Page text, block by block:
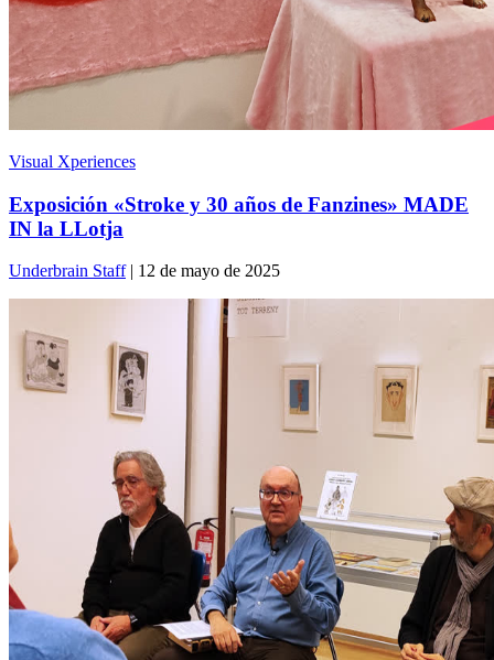
Visual Xperiences
Exposición «Stroke y 30 años de Fanzines» MADE
IN la LLotja
Underbrain Staff| 12 de mayo de 2025